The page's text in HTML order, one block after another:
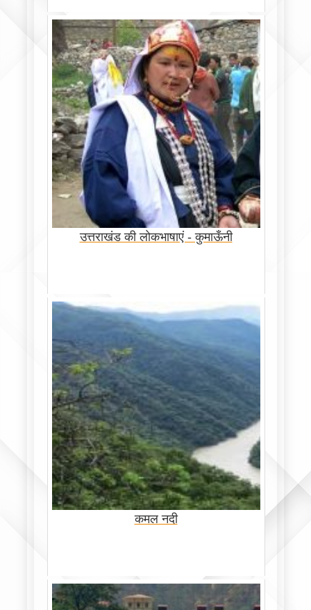
उत्तराखंड की लोकभाषाएं - कुमाऊँनी
कमल नदी